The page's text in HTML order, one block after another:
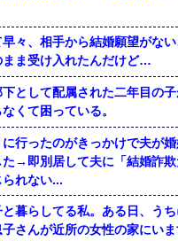
々、相手から結婚願望がな
まま受け入れたんだけど…
として配属された二年目の
くて困っている。
に行ったのがきっかけで夫が
→即別居して夫に「結婚詐欺
れない...
暮らしてる私。ある日、う
さんが近所の女性の家にい